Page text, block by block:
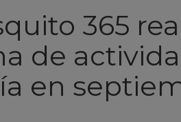
365
de
en